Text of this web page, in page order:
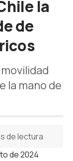
la
de
la mano de
de 2024
de lectura